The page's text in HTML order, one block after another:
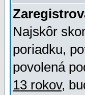
Najskôr
poriadku,
povolená
13 rokov,